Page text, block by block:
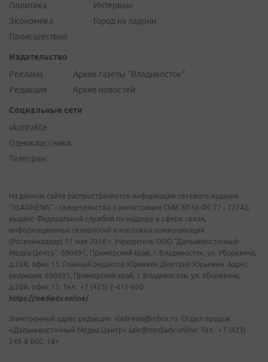
Политика
Экономика
Происшествия
Интервью
Город на ладони
Издательство
Реклама
Редакция
Архив газеты "Владивосток"
Архив новостей
Социальные сети
vkontakte
Одноклассники
Телеграм
На данном сайте распространяется информация сетевого издания
"VLADNEWS" - свидетельство о регистрации СМИ ЭЛ № ФС 77 - 72742,
выдано Федеральной службой по надзору в сфере связи,
информационных технологий и массовых коммуникаций
(Роскомнадзор) 17 мая 2018 г. Учредитель ООО "Дальневосточный
Медиа Центр". 690091, Приморский край, г. Владивосток, ул. Уборевича,
д.20А, офис 13. Главный редактор Юркевич Дмитрий Юрьевич. Адрес
редакции: 690091, Приморский край, г. Владивосток, ул. Уборевича,
д.20А, офис 13. Тел.: +7 (423) 2-415-600.
https://mediadv.online/
Электронный адрес редакции: vladnews@inbox.ru. Отдел продаж
«Дальневосточный Медиа Центр» sale@mediadv.online. Тел.: +7 (423)
249-8-800. 18+